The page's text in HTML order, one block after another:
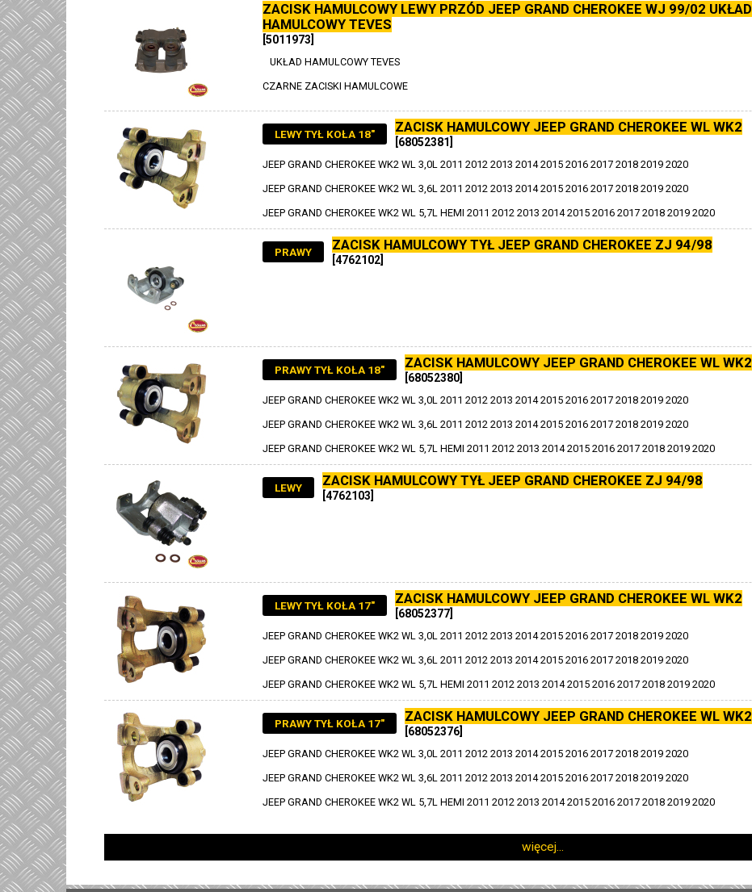
ZACISK HAMULCOWY LEWY PRZÓD JEEP GRAND CHEROKEE WJ 99/02 UKŁAD
HAMULCOWY TEVES
[5011973]
UKŁAD HAMULCOWY TEVES
CZARNE ZACISKI HAMULCOWE
ZACISK HAMULCOWY JEEP GRAND CHEROKEE WL WK2
LEWY TYŁ KOŁA 18"
[68052381]
JEEP GRAND CHEROKEE WK2 WL 3,0L 2011 2012 2013 2014 2015 2016 2017 2018 2019 2020
JEEP GRAND CHEROKEE WK2 WL 3,6L 2011 2012 2013 2014 2015 2016 2017 2018 2019 2020
JEEP GRAND CHEROKEE WK2 WL 5,7L HEMI 2011 2012 2013 2014 2015 2016 2017 2018 2019 2020
ZACISK HAMULCOWY TYŁ JEEP GRAND CHEROKEE ZJ 94/98
PRAWY
[4762102]
ZACISK HAMULCOWY JEEP GRAND CHEROKEE WL WK2
PRAWY TYŁ KOŁA 18"
[68052380]
JEEP GRAND CHEROKEE WK2 WL 3,0L 2011 2012 2013 2014 2015 2016 2017 2018 2019 2020
JEEP GRAND CHEROKEE WK2 WL 3,6L 2011 2012 2013 2014 2015 2016 2017 2018 2019 2020
JEEP GRAND CHEROKEE WK2 WL 5,7L HEMI 2011 2012 2013 2014 2015 2016 2017 2018 2019 2020
ZACISK HAMULCOWY TYŁ JEEP GRAND CHEROKEE ZJ 94/98
LEWY
[4762103]
ZACISK HAMULCOWY JEEP GRAND CHEROKEE WL WK2
LEWY TYŁ KOŁA 17"
[68052377]
JEEP GRAND CHEROKEE WK2 WL 3,0L 2011 2012 2013 2014 2015 2016 2017 2018 2019 2020
JEEP GRAND CHEROKEE WK2 WL 3,6L 2011 2012 2013 2014 2015 2016 2017 2018 2019 2020
JEEP GRAND CHEROKEE WK2 WL 5,7L HEMI 2011 2012 2013 2014 2015 2016 2017 2018 2019 2020
ZACISK HAMULCOWY JEEP GRAND CHEROKEE WL WK2
PRAWY TYŁ KOŁA 17"
[68052376]
JEEP GRAND CHEROKEE WK2 WL 3,0L 2011 2012 2013 2014 2015 2016 2017 2018 2019 2020
JEEP GRAND CHEROKEE WK2 WL 3,6L 2011 2012 2013 2014 2015 2016 2017 2018 2019 2020
JEEP GRAND CHEROKEE WK2 WL 5,7L HEMI 2011 2012 2013 2014 2015 2016 2017 2018 2019 2020
więcej...